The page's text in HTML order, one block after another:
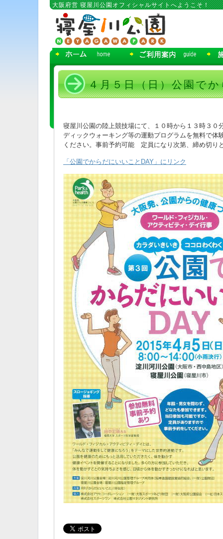
大阪府営 寝屋川公園オフィシャルサイトへようこそ！
コ
ツ
へ
動
４月５日（日）公園で
寝屋川公園の陸上競技場にて、１０時から１３時３
ディックウォーキング等の運動プログラムを無料で
ください。事前予約可能 定員になり次第、締め切り
「公園でからだにいいことDAY」にリンク